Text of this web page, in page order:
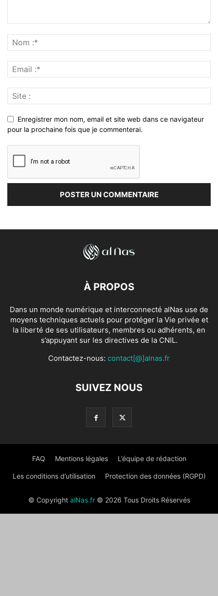
Enregistrer mon nom, email et site web dans ce navigateur
pour la prochaine fois que je commenterai.
À PROPOS
Dans un monde numérique et interconnecté alNas use de
moyens techniques actuels pour protéger la Vie privée et
la liberté de ses utilisateurs, membres ou adhérents, en
s’appuyant sur les directives de la CNIL.
Contactez-nous: contact[@]alnas.fr
SUIVEZ NOUS
FAQ Mentions légales L’équipe de rédaction
Les conditions d’utilisation Protection des données (RGPD)
© Copyright alNas.fr© 2026 Tous Droits Réservés